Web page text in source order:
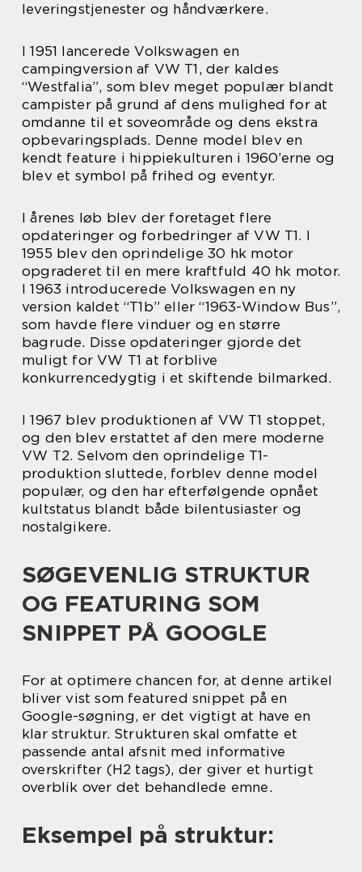
leveringstjenester og håndværkere.
I 1951 lancerede Volkswagen en
campingversion af VW T1, der kaldes
“Westfalia”, som blev meget populær blandt
campister på grund af dens mulighed for at
omdanne til et soveområde og dens ekstra
opbevaringsplads. Denne model blev en
kendt feature i hippiekulturen i 1960’erne og
blev et symbol på frihed og eventyr.
I årenes løb blev der foretaget flere
opdateringer og forbedringer af VW T1. I
1955 blev den oprindelige 30 hk motor
opgraderet til en mere kraftfuld 40 hk motor.
I 1963 introducerede Volkswagen en ny
version kaldet “T1b” eller “1963-Window Bus”,
som havde flere vinduer og en større
bagrude. Disse opdateringer gjorde det
muligt for VW T1 at forblive
konkurrencedygtig i et skiftende bilmarked.
I 1967 blev produktionen af VW T1 stoppet,
og den blev erstattet af den mere moderne
VW T2. Selvom den oprindelige T1-
produktion sluttede, forblev denne model
populær, og den har efterfølgende opnået
kultstatus blandt både bilentusiaster og
nostalgikere.
SØGEVENLIG STRUKTUR
OG FEATURING SOM
SNIPPET PÅ GOOGLE
For at optimere chancen for, at denne artikel
bliver vist som featured snippet på en
Google-søgning, er det vigtigt at have en
klar struktur. Strukturen skal omfatte et
passende antal afsnit med informative
overskrifter (H2 tags), der giver et hurtigt
overblik over det behandlede emne.
Eksempel på struktur: